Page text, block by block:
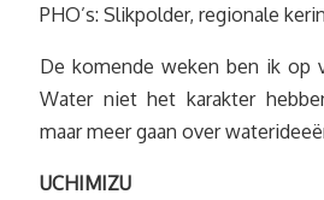
PHO’s: Slikpolder, regionale
De komende weken ben ik op
Water niet het karakter
maar meer gaan over
UCHIMIZU